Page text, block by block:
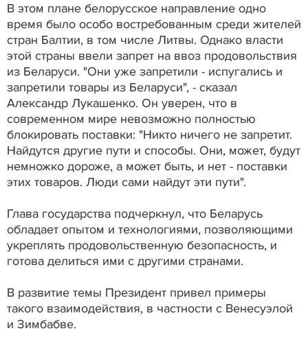
В этом плане белорусское направление одно
время было особо востребованным среди жителей
стран Балтии, в том числе Литвы. Однако власти
этой страны ввели запрет на ввоз продовольствия
из Беларуси. "Они уже запретили - испугались и
запретили товары из Беларуси", - сказал
Александр Лукашенко. Он уверен, что в
современном мире невозможно полностью
блокировать поставки: "Никто ничего не запретит.
Найдутся другие пути и способы. Они, может, будут
немножко дороже, а может быть, и нет - поставки
этих товаров. Люди сами найдут эти пути".
Глава государства подчеркнул, что Беларусь
обладает опытом и технологиями, позволяющими
укреплять продовольственную безопасность, и
готова делиться ими с другими странами.
В развитие темы Президент привел примеры
такого взаимодействия, в частности с Венесуэлой
и Зимбабве.